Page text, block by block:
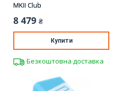
MKII Club
8 479 ₴
Купити
Безкоштовна доставка